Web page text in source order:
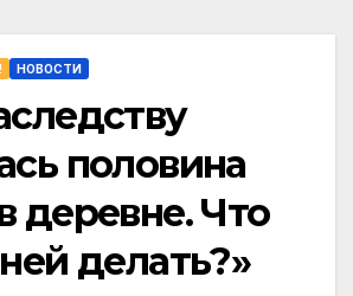
НОВОСТИ
половина
деревне. Что
делать?»